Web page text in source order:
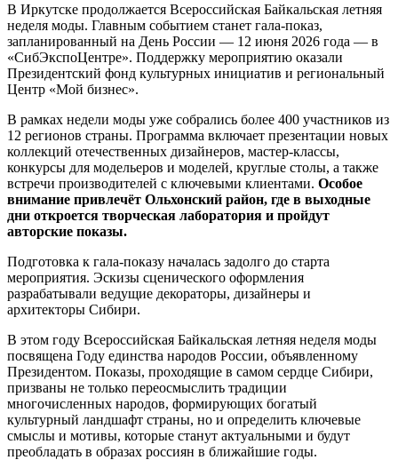
В Иркутске продолжается Всероссийская Байкальская летняя
неделя моды. Главным событием станет гала-показ,
запланированный на День России — 12 июня 2026 года — в
«СибЭкспоЦентре». Поддержку мероприятию оказали
Президентский фонд культурных инициатив и региональный
Центр «Мой бизнес».
В рамках недели моды уже собрались более 400 участников из
12 регионов страны. Программа включает презентации новых
коллекций отечественных дизайнеров, мастер-классы,
конкурсы для модельеров и моделей, круглые столы, а также
встречи производителей с ключевыми клиентами. Особое
внимание привлечёт Ольхонский район, где в выходные
дни откроется творческая лаборатория и пройдут
авторские показы.
Подготовка к гала-показу началась задолго до старта
мероприятия. Эскизы сценического оформления
разрабатывали ведущие декораторы, дизайнеры и
архитекторы Сибири.
В этом году Всероссийская Байкальская летняя неделя моды
посвящена Году единства народов России, объявленному
Президентом. Показы, проходящие в самом сердце Сибири,
призваны не только переосмыслить традиции
многочисленных народов, формирующих богатый
культурный ландшафт страны, но и определить ключевые
смыслы и мотивы, которые станут актуальными и будут
преобладать в образах россиян в ближайшие годы.